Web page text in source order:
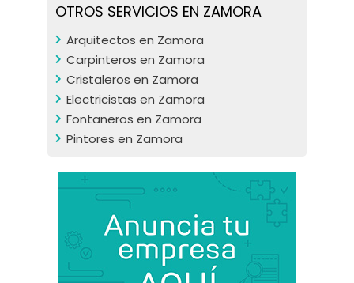
OTROS SERVICIOS EN ZAMORA
Arquitectos en Zamora
Carpinteros en Zamora
Cristaleros en Zamora
Electricistas en Zamora
Fontaneros en Zamora
Pintores en Zamora